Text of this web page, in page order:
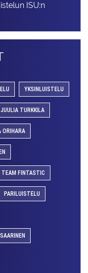
ISU:n
YKSINLUISTELU
JUULIA TURKKILA
ORIHARA
TEAM FINTASTIC
PARILUISTELU